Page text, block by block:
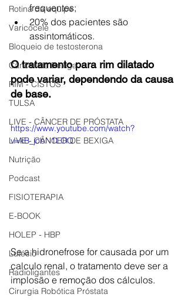
Rotina da equipe
Varicocele
Bloqueio de testosterona
Câncer de Bexiga
RIM - CISTOS
TULSA
LIVE - CÂNCER DE PRÓSTATA
LIVE - CÂNCER DE BEXIGA
Nutrição
Podcast
FISIOTERAPIA
E-BOOK
HOLEP - HBP
Lutécio
Radioligantes
Cirurgia Robótica Próstata
frequentes;
20% dos pacientes são
assintomáticos.
O tratamento para rim dilatado
pode variar, dependendo da causa
de base.
https://www.youtube.com/watch?
v=kB_jobN1LOQ
Se a hidronefrose for causada por um
calculo renal, o tratamento deve ser a
implosão e remoção dos cálculos.